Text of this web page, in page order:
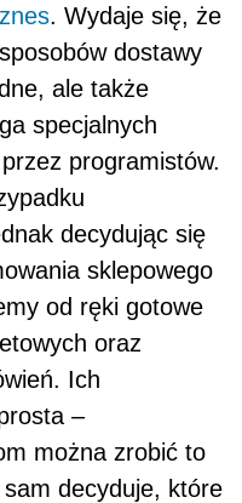
. Wydaje się, że
dostawy
ale także
specjalnych
programistów.
decydując się
sklepowego
od ręki gotowe
oraz
Ich
–
można zrobić to
decyduje, które